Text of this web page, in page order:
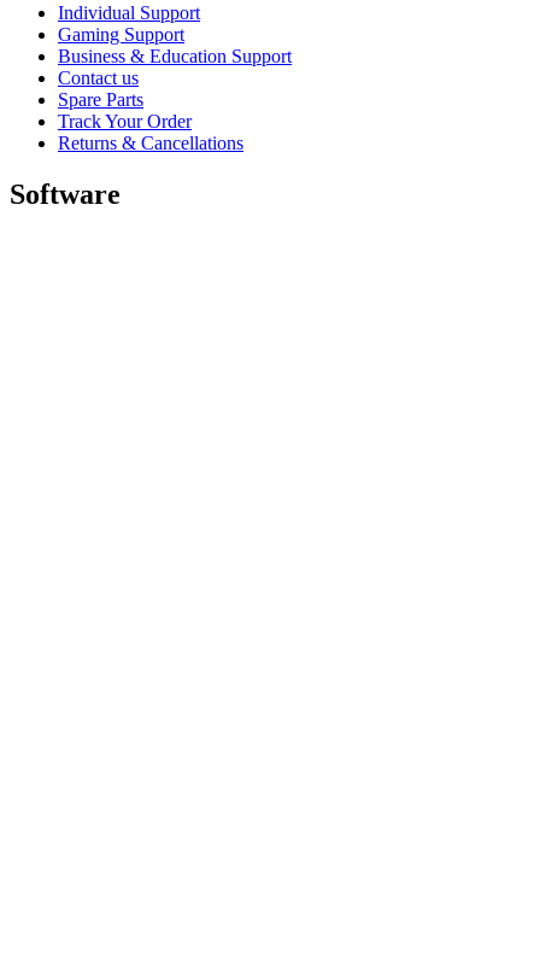
Individual Support
Gaming Support
Business & Education Support
Contact us
Spare Parts
Track Your Order
Returns & Cancellations
Software